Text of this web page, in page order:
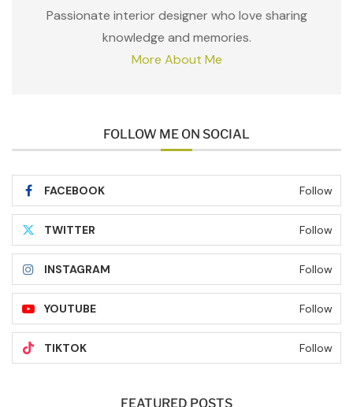
Passionate interior designer who love sharing
knowledge and memories.
More About Me
FOLLOW ME ON SOCIAL
FACEBOOK Follow
TWITTER Follow
INSTAGRAM Follow
YOUTUBE Follow
TIKTOK Follow
FEATURED POSTS